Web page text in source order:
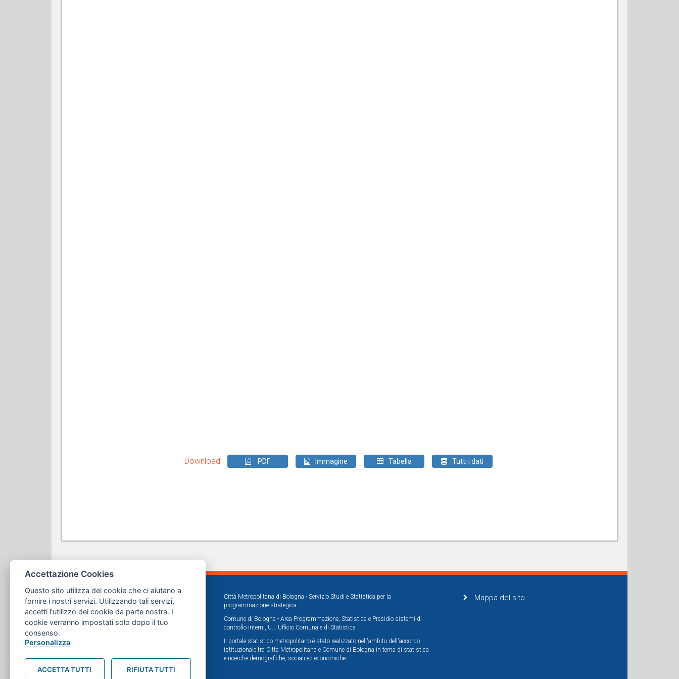
Download: PDF Immagine Tabella Tutti i dati
Città Metropolitana di Bologna - Servizio Studi e Statistica per la
programmazione strategica
Comune di Bologna - Area Programmazione, Statistica e Presidio sistemi di
controllo interni, U.I. Ufficio Comunale di Statistica
Il portale statistico metropolitano è stato realizzato nell'ambito dell'accordo
istituzionale fra Città Metropolitana e Comune di Bologna in tema di statistica
e ricerche demografiche, sociali ed economiche.
Mappa del sito
Accettazione Cookies
Questo sito utilizza dei cookie che ci aiutano a
fornire i nostri servizi. Utilizzando tali servizi,
accetti l'utilizzo dei cookie da parte nostra. I
cookie verranno impostati solo dopo il tuo
consenso.
Personalizza
ACCETTA TUTTI RIFIUTA TUTTI